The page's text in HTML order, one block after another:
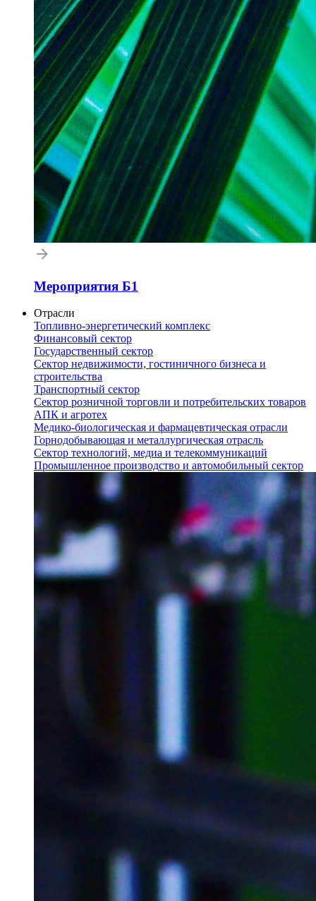
Мероприятия Б1
Отрасли
Топливно-энергетический комплекс
Финансовый сектор
Государственный сектор
Сектор недвижимости, гостиничного бизнеса и
строительства
Транспортный сектор
Сектор розничной торговли и потребительских товаров
АПК и агротех
Медико-биологическая и фармацевтическая отрасли
Горнодобывающая и металлургическая отрасль
Сектор технологий, медиа и телекоммуникаций
Промышленное производство и автомобильный сектор